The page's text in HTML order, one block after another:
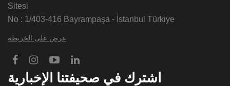
Sitesi
No : 1/403-416 Bayrampaşa - İstanbul Türkiye
عرض على الخريطة
اشترك في صحيفتنا الإخبارية